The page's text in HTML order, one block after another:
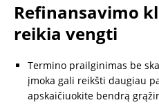
Refinansavimo
reikia vengti
Termino prailginimas be
įmoka gali reikšti daugiau
apskaičiuokite bendrą